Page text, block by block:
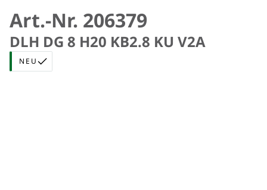
Art.-Nr. 206379
DLH DG 8 H20 KB2.8 KU V2A
NEU